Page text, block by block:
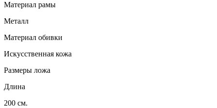
Материал рамы
Металл
Материал обивки
Искусственная кожа
Размеры ложа
Длина
200 см.